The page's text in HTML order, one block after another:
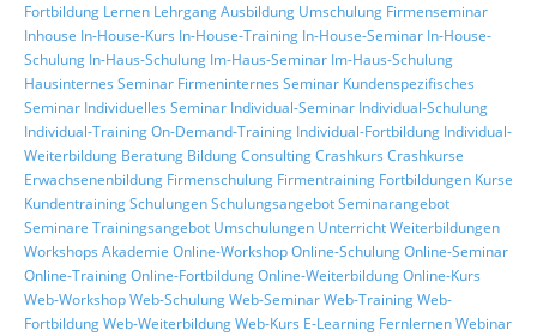
Fortbildung Lernen LehrgangAusbildung Umschulung Firmenseminar
Inhouse In-House-Kurs In-House-Training In-House-Seminar In-House-
Schulung In-Haus-Schulung Im-Haus-Seminar Im-Haus-Schulung
Hausinternes Seminar Firmeninternes Seminar Kundenspezifisches
Seminar Individuelles Seminar Individual-Seminar Individual-Schulung
Individual-TrainingOn-Demand-Training Individual-Fortbildung Individual-
Weiterbildung Beratung BildungConsultingCrashkurs Crashkurse
Erwachsenenbildung Firmenschulung Firmentraining Fortbildungen Kurse
KundentrainingSchulungenSchulungsangebotSeminarangebot
Seminare Trainingsangebot Umschulungen UnterrichtWeiterbildungen
Workshops Akademie Online-WorkshopOnline-SchulungOnline-Seminar
Online-TrainingOnline-FortbildungOnline-WeiterbildungOnline-Kurs
Web-WorkshopWeb-SchulungWeb-SeminarWeb-TrainingWeb-
FortbildungWeb-WeiterbildungWeb-Kurs E-Learning FernlernenWebinar